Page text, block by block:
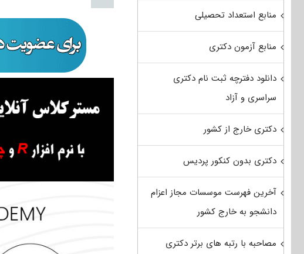
منابع استعداد تحصیلی
منابع آزمون دکتری
دانلود دفترچه ثبت نام دکتری
سراسری و آزاد
دکتری خارج از کشور
دکتری بدون کنکور پردیس
آخرین فهرست موسسات مجاز اعزام
دانشجو به خارج کشور
مصاحبه با رتبه های برتر دکتری